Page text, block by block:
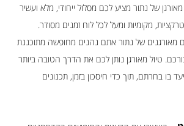
מאורגן של נתור מציע לכם מסלול ייחודי, מלא ועשיר
מקומיות ומעל לכל לוח זמנים מסודר.
מאורגנים של נתור אתם נהנים מחופשה מתוכננת
טיול מאורגן נותן לכם את הדרך הטובה ביותר
בו בחרתם, תוך כדי חיסכון בזמן, תכנונים